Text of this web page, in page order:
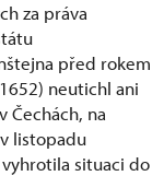
za práva
před rokem
neutichl ani
Čechách, na
listopadu
situaci do